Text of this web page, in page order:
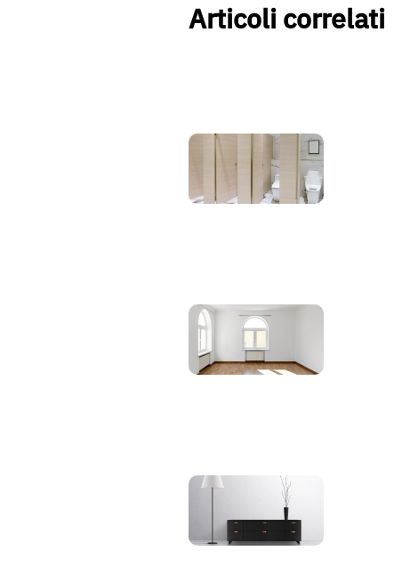
Articoli correlati